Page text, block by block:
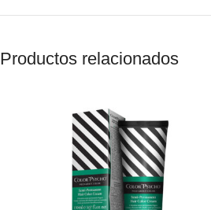
Productos relacionados